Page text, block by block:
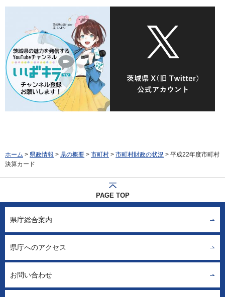
ホーム > 県政情報 > 県の概要 > 市町村 > 市町村財政の状況 > 平成22年度市町村
決算カード
PAGE TOP
県庁総合案内
県庁へのアクセス
お問い合わせ